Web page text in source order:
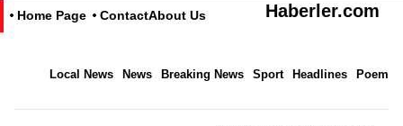
Haberler.com
About Us
Contact
Home Page
Poem
Headlines
Sport
Breaking News
News
Local News